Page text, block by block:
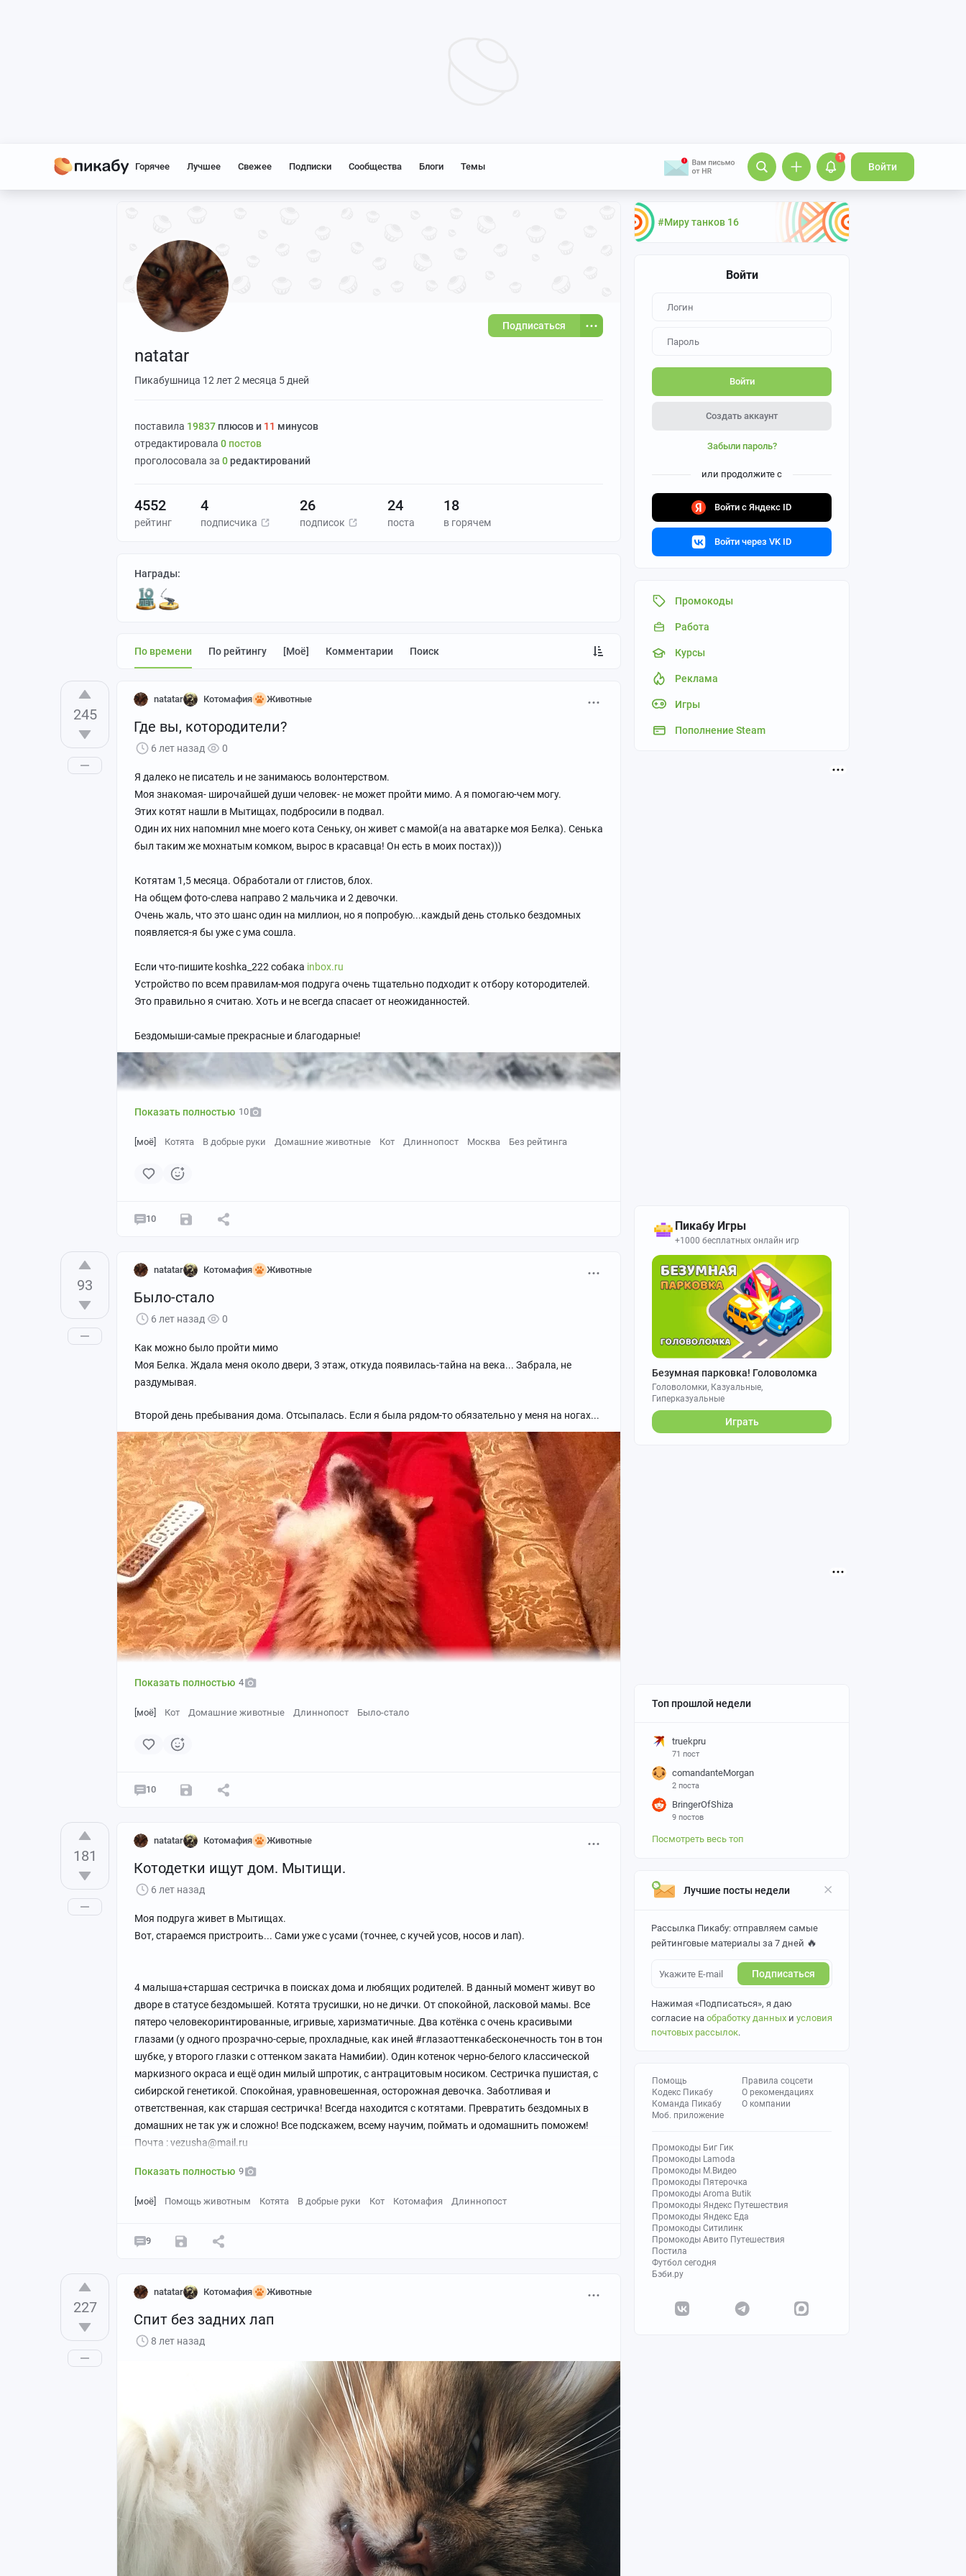
Горячее Лучшее Свежее Подписки Сообщества Блоги Темы
1
Войти
#Миру танков 16
Войти
Войти
Создать аккаунт
Забыли пароль?
или продолжите с
Войти с Яндекс ID
Войти через VK ID
Промокоды
Работа
Курсы
Реклама
Игры
Пополнение Steam
Пикабу Игры
+1000 бесплатных онлайн игр
Безумная парковка! Головоломка
Головоломки, Казуальные,
Гиперказуальные
Играть
Топ прошлой недели
truekpru
71 пост
comandanteMorgan
2 поста
BringerOfShiza
9 постов
Посмотреть весь топ
Лучшие посты недели
Рассылка Пикабу: отправляем самые
рейтинговые материалы за 7 дней 🔥
Подписаться
Нажимая «Подписаться», я даю
согласие на обработку данных и условия
почтовых рассылок.
Помощь
Кодекс Пикабу
Команда Пикабу
Моб. приложение
Правила соцсети
О рекомендациях
О компании
Промокоды Биг Гик
Промокоды Lamoda
Промокоды М.Видео
Промокоды Пятерочка
Промокоды Aroma Butik
Промокоды Яндекс Путешествия
Промокоды Яндекс Еда
Промокоды Ситилинк
Промокоды Авито Путешествия
Постила
Футбол сегодня
Бэби.ру
natatar
Подписаться
Пикабушница 12 лет 2 месяца 5 дней
поставилa 19837 плюсов и 11 минусов
отредактировалa 0 постов
проголосовалa за 0редактирований
4552
рейтинг
4
подписчика
26
подписок
24
поста
18
в горячем
Награды:
По времени По рейтингу [моё] Комментарии Поиск
245
natatar Котомафия Животные
Где вы, котородители?
6 лет назад 0
Я далеко не писатель и не занимаюсь волонтерством.
Моя знакомая- широчайшей души человек- не может пройти мимо. А я помогаю-чем могу.
Этих котят нашли в Мытищах, подбросили в подвал.
Один их них напомнил мне моего кота Сеньку, он живет с мамой(а на аватарке моя Белка). Сенька
был таким же мохнатым комком, вырос в красавца! Он есть в моих постах)))
Котятам 1,5 месяца. Обработали от глистов, блох.
На общем фото-слева направо 2 мальчика и 2 девочки.
Очень жаль, что это шанс один на миллион, но я попробую...каждый день столько бездомных
появляется-я бы уже с ума сошла.
Если что-пишите koshka_222 собака inbox.ru
Устройство по всем правилам-моя подруга очень тщательно подходит к отбору котородителей.
Это правильно я считаю. Хоть и не всегда спасает от неожиданностей.
Бездомыши-самые прекрасные и благодарные!
Показать полностью 10
[моё] Котята В добрые руки Домашние животные Кот Длиннопост Москва Без рейтинга
10
93
natatar Котомафия Животные
Было-стало
6 лет назад 0
Как можно было пройти мимо
Моя Белка. Ждала меня около двери, 3 этаж, откуда появилась-тайна на века... Забрала, не
раздумывая.
Второй день пребывания дома. Отсыпалась. Если я была рядом-то обязательно у меня на ногах...
Показать полностью 4
[моё] Кот Домашние животные Длиннопост Было-стало
10
181
natatar Котомафия Животные
Котодетки ищут дом. Мытищи.
6 лет назад
Моя подруга живет в Мытищах.
Вот, стараемся пристроить... Сами уже с усами (точнее, с кучей усов, носов и лап).
4 малыша+старшая сестричка в поисках дома и любящих родителей. В данный момент живут во
дворе в статусе бездомышей. Котята трусишки, но не дички. От спокойной, ласковой мамы. Все
пятеро человекоринтированные, игривые, харизматичные. Два котёнка с очень красивыми
глазами (у одного прозрачно-серые, прохладные, как иней #глазаоттенкабесконечность тон в тон
шубке, у второго глазки с оттенком заката Намибии). Один котенок черно-белого классической
маркизного окраса и ещё один милый шпротик, с антрацитовым носиком. Сестричка пушистая, с
сибирской генетикой. Спокойная, уравновешенная, осторожная девочка. Заботливая и
ответственная, как старшая сестричка! Всегда находится с котятами. Превратить бездомных в
домашних не так уж и сложно! Все подскажем, всему научим, поймать и одомашнить поможем!
Почта : vezusha@mail.ru
Показать полностью 9
[моё] Помощь животным Котята В добрые руки Кот Котомафия Длиннопост
9
227
natatar Котомафия Животные
Спит без задних лап
8 лет назад